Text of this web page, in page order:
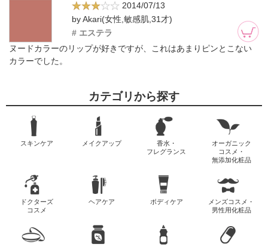
2014/07/13
by Akari(女性,敏感肌,31才)
# エステラ
ヌードカラーのリップが好きですが、これはあまりピンとこない
カラーでした。
カテゴリから探す
スキンケア メイクアップ
香水・
フレグランス
オーガニック
コスメ・
無添加化粧品
ドクターズ
コスメ
ヘアケア ボディケア
メンズコスメ・
男性用化粧品